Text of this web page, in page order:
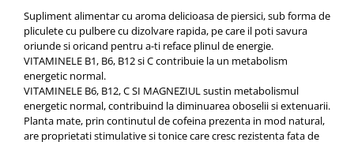
Pompe de san
Incalzitoare si sterilizatoare
Diverse
Electrocasnice & climatizare
Ventilatoare
Purificatoare
Supliment alimentar cu aroma delicioasa de piersici, sub forma de
pliculete cu pulbere cu dizolvare rapida, pe care il poti savura
oriunde si oricand pentru a-ti reface plinul de energie.
VITAMINELE B1, B6, B12 si C contribuie la un metabolism
energetic normal.
VITAMINELE B6, B12, C SI MAGNEZIUL sustin metabolismul
energetic normal, contribuind la diminuarea oboselii si extenuarii.
Planta mate, prin continutul de cofeina prezenta in mod natural,
are proprietati stimulative si tonice care cresc rezistenta fata de